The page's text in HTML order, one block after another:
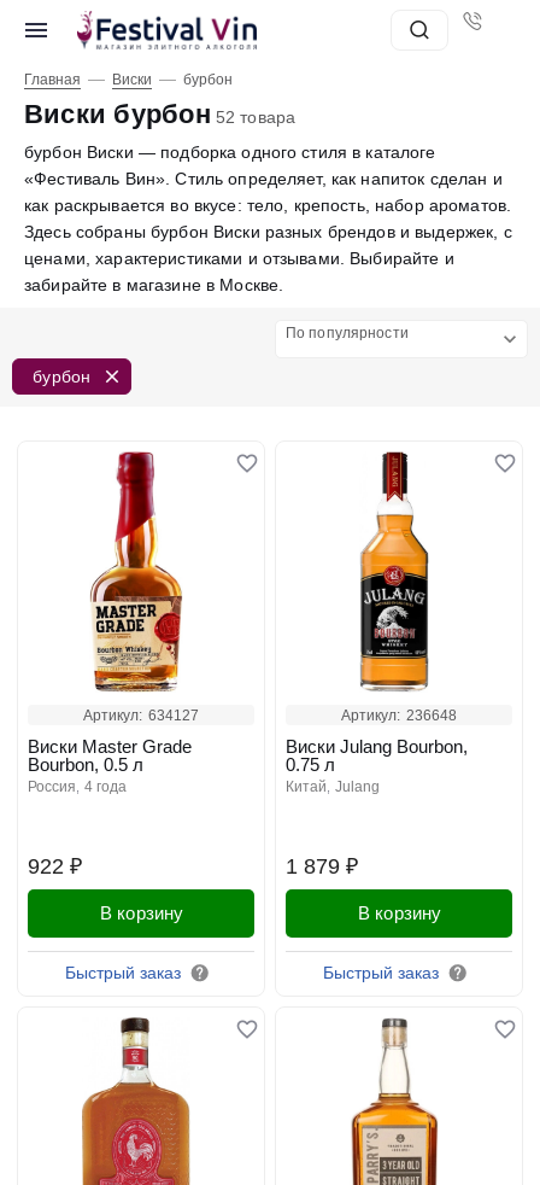
Главная — Виски — бурбон
Виски бурбон 52 товара
бурбон Виски — подборка одного стиля в каталоге
«Фестиваль Вин». Стиль определяет, как напиток сделан и
как раскрывается во вкусе: тело, крепость, набор ароматов.
Здесь собраны бурбон Виски разных брендов и выдержек, с
ценами, характеристиками и отзывами. Выбирайте и
забирайте в магазине в Москве.
По популярности
бурбон
Артикул: 634127
922 ₽
Виски Master Grade
Bourbon, 0.5 л
россия 4 года
В корзину
Быстрый заказ
Артикул: 236648
1 879 ₽
Виски Julang Bourbon,
0.75 л
китай julang
В корзину
Быстрый заказ